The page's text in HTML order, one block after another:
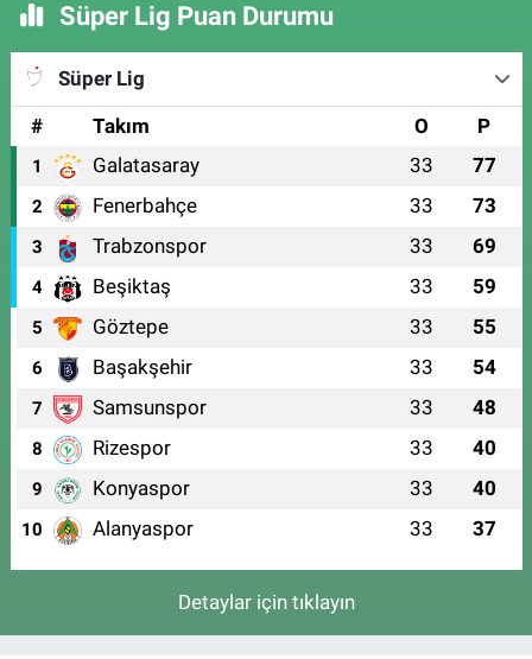
Süper Lig Puan Durumu
Süper Lig
#
Takım O P
1 Galatasaray 33 77
2 Fenerbahçe 33 73
3 Trabzonspor 33 69
4 Beşiktaş 33 59
5 Göztepe 33 55
6 Başakşehir 33 54
7 Samsunspor 33 48
8 Rizespor 33 40
9 Konyaspor 33 40
10 Alanyaspor 33 37
Detaylar için tıklayın